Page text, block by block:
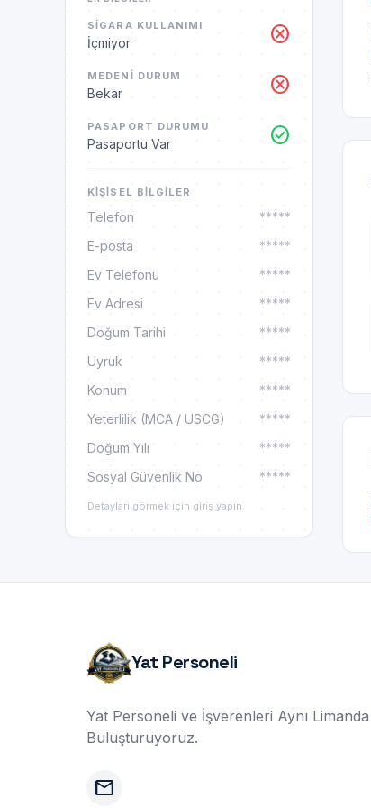
SIGARA KULLANIMI
İçmiyor cancel
MEDENI DURUM
Bekar cancel
PASAPORT DURUMU
Pasaportu Var check_circle
KIŞISEL BILGILER
Telefon
*****
E-posta
*****
Ev Telefonu
*****
Ev Adresi
*****
Doğum Tarihi
*****
Uyruk
*****
Konum
*****
Yeterlilik (MCA / USCG)
*****
Doğum Yılı
*****
Sosyal Güvenlik No
*****
Detayları görmek için giriş yapın.
Yat Personeli
Yat Personeli ve İşverenleri Aynı Limanda
Buluşturuyoruz.
mail